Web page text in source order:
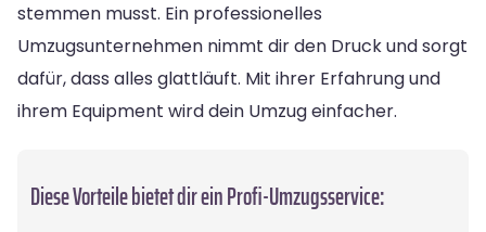
stemmen musst. Ein professionelles
Umzugsunternehmen nimmt dir den Druck und sorgt
dafür, dass alles glattläuft. Mit ihrer Erfahrung und
ihrem Equipment wird dein Umzug einfacher.
Diese Vorteile bietet dir ein Profi-Umzugsservice: